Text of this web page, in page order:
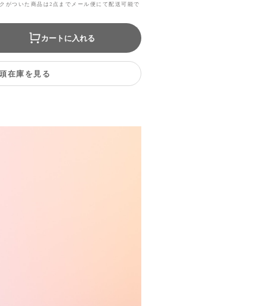
がついた商品は2点までメール便にて配送可能で
カートに入れる
在庫を見る